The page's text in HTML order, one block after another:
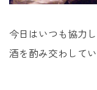
今日はいつも協力
酒を酌み交わしてい